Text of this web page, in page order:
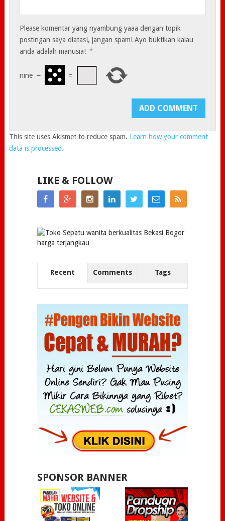
Please komentar yang nyambung yaaa dengan topik
postingan saya diatas!, jangan spam! Ayo buktikan kalau
anda adalah manusia! *
nine − =
This site uses Akismet to reduce spam. Learn how your comment
data is processed.
LIKE & FOLLOW
Recent Comments Tags
SPONSOR BANNER